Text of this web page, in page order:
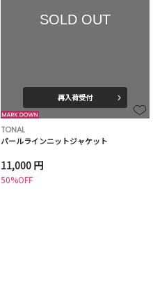
SOLD OUT
再入荷受付
TONAL
パールラインニットジャケット
11,000 円
50%OFF